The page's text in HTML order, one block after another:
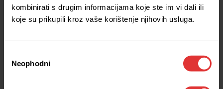
kombinirati s drugim informacijama koje ste im vi dali ili
koje su prikupili kroz vaše korištenje njihovih usluga.
Selection
Neophodni
Application error: a client-side exception has occurred (see the